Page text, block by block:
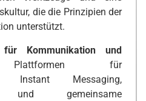
die die Prinzipien der
unterstützt.
Kommunikation und
für
Instant Messaging,
und gemeinsame